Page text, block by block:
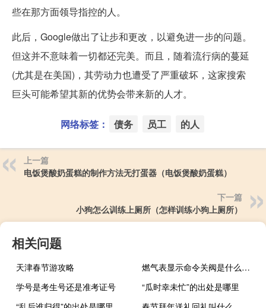
些在那方面领导指控的人。
此后，Google做出了让步和更改，以避免进一步的问题。
但这并不意味着一切都还完美。而且，随着流行病的蔓延
(尤其是在美国)，其劳动力也遭受了严重破坏，这家搜索
巨头可能希望其新的优势会带来新的人才。
网络标签： 债务 员工 的人
上一篇
电饭煲酸奶蛋糕的制作方法无打蛋器（电饭煲酸奶蛋糕）
下一篇
小狗怎么训练上厕所（怎样训练小狗上厕所）
相关问题
天津春节游攻略
燃气表显示命令关阀是什么意思
学号是考生号还是准考证号
“瓜时幸未忙”的出处是哪里